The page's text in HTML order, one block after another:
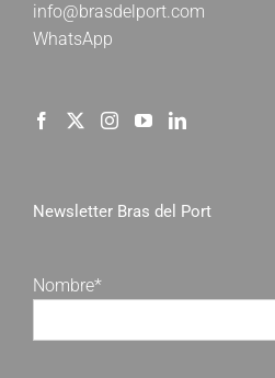
info@brasdelport.com
WhatsApp
Newsletter Bras del Port
Nombre*